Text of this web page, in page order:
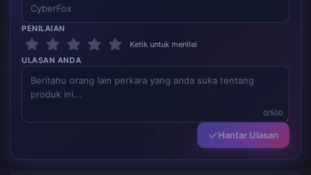
PENILAIAN
Ketik untuk menilai
ULASAN ANDA
0/500
Hantar Ulasan